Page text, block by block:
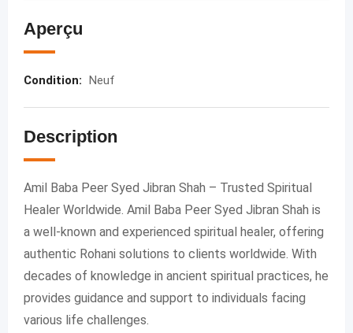
Aperçu
Condition: Neuf
Description
Amil Baba Peer Syed Jibran Shah – Trusted Spiritual
Healer Worldwide. Amil Baba Peer Syed Jibran Shah is
a well-known and experienced spiritual healer, offering
authentic Rohani solutions to clients worldwide. With
decades of knowledge in ancient spiritual practices, he
provides guidance and support to individuals facing
various life challenges.